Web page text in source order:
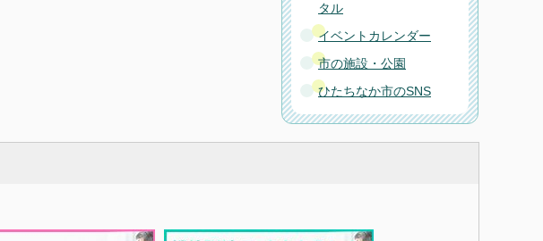
タル
イベントカレンダー
市の施設・公園
ひたちなか市のSNS